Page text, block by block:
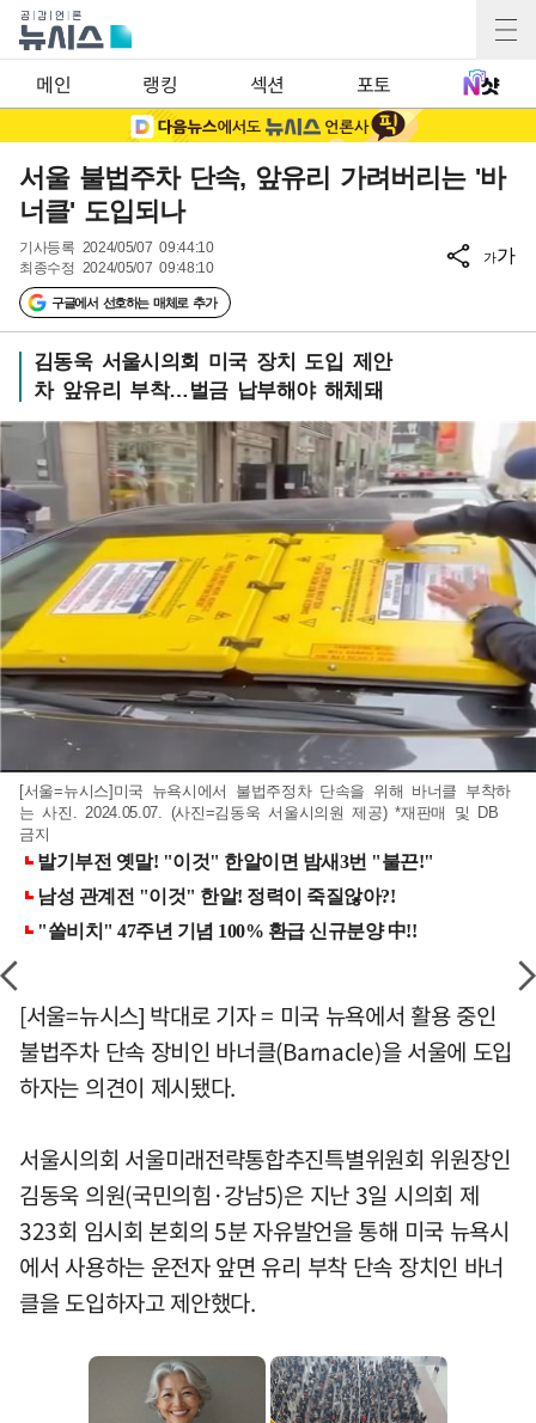
메인 랭킹 섹션 포토
서울 불법주차 단속, 앞유리 가려버리는 '바
너클' 도입되나
기사등록 2024/05/07 09:44:10
최종수정 2024/05/07 09:48:10
구글에서 선호하는 매체로 추가
가가
김동욱 서울시의회 미국 장치 도입 제안
차 앞유리 부착…벌금 납부해야 해체돼
[서울=뉴시스]미국 뉴욕시에서 불법주정차 단속을 위해 바너클 부착하
는 사진. 2024.05.07. (사진=김동욱 서울시의원 제공) *재판매 및 DB
금지
[서울=뉴시스] 박대로 기자 = 미국 뉴욕에서 활용 중인
불법주차 단속 장비인 바너클(Barnacle)을 서울에 도입
하자는 의견이 제시됐다.
서울시의회 서울미래전략통합추진특별위원회 위원장인
김동욱 의원(국민의힘·강남5)은 지난 3일 시의회 제
323회 임시회 본회의 5분 자유발언을 통해 미국 뉴욕시
에서 사용하는 운전자 앞면 유리 부착 단속 장치인 바너
클을 도입하자고 제안했다.